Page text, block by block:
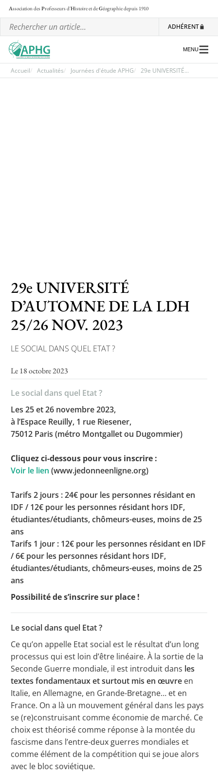
Association desProfesseurs d'Histoire et deGéographiedepuis 1910
ADHÉRENT
Concours de recrutement
Concours scolaires
Conférences, tables rondes
Critique d’ouvrages publiés
MENU
Accueil Actualités Journées d'étude APHG 29e UNIVERSITÉ...
29e UNIVERSITÉ
D’AUTOMNE DE LA LDH
25/26 NOV. 2023
LE SOCIAL DANS QUEL ETAT ?
Le 18 octobre 2023
Le social dans quel Etat ?
Les 25 et 26 novembre 2023,
à l’Espace Reuilly, 1 rue Riesener,
75012 Paris (métro Montgallet ou Dugommier)
Cliquez ci-dessous pour vous inscrire :
Voir le lien (www.jedonneenligne.org)
Tarifs 2 jours : 24€ pour les personnes résidant en
IDF / 12€ pour les personnes résidant hors IDF,
étudiantes/étudiants, chômeurs-euses, moins de 25
ans
Tarifs 1 jour : 12€ pour les personnes résidant en IDF
/ 6€ pour les personnes résidant hors IDF,
étudiantes/étudiants, chômeurs-euses, moins de 25
ans
Possibilité de s’inscrire sur place !
Le social dans quel Etat ?
Ce qu’on appelle Etat social est le résultat d’un long
processus qui est loin d’être linéaire. À la sortie de la
Seconde Guerre mondiale, il est introduit dans les
textes fondamentaux et surtout mis en œuvre en
Italie, en Allemagne, en Grande-Bretagne… et en
France. On a là un mouvement général dans les pays
se (re)construisant comme économie de marché. Ce
choix est théorisé comme réponse à la montée du
fascisme dans l’entre-deux guerres mondiales et
comme élément de la compétition qui se joue alors
avec le bloc soviétique.